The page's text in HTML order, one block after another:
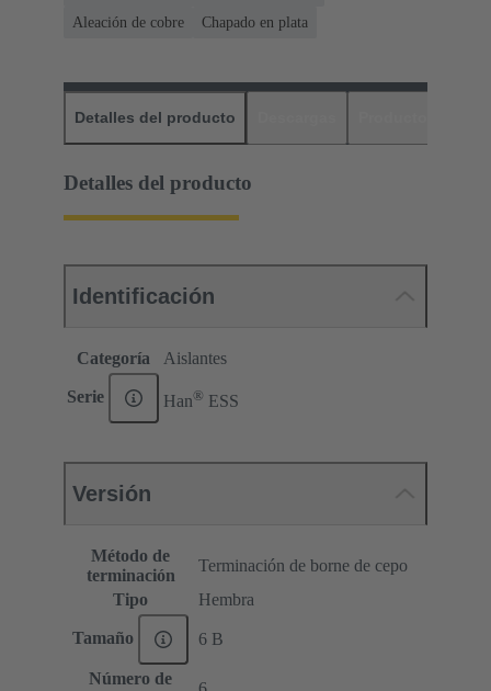
Aleación de cobre
Chapado en plata
Detalles del producto
Detalles del producto
Identificación
Categoría Aislantes
Serie Han® ESS
Versión
Método de
terminación
Terminación de borne de cepo
Tipo
Hembra
Tamaño 6 B
Número de